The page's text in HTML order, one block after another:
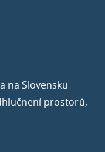
na Slovensku
prostorů,